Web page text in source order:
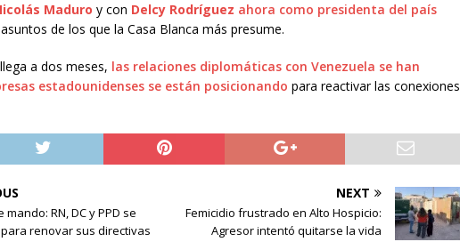
Maduro y con Delcy Rodríguez ahora como presidenta del país
de los que la Casa Blanca más presume.
a dos meses, las relaciones diplomáticas con Venezuela se han
estadounidenses se están posicionando para reactivar las conexiones
mando: RN, DC y PPD se
renovar sus directivas
NEXT
Femicidio frustrado en Alto Hospicio:
Agresor intentó quitarse la vida